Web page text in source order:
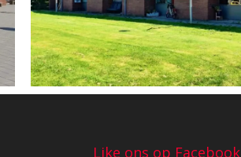
Like ons op Facebook